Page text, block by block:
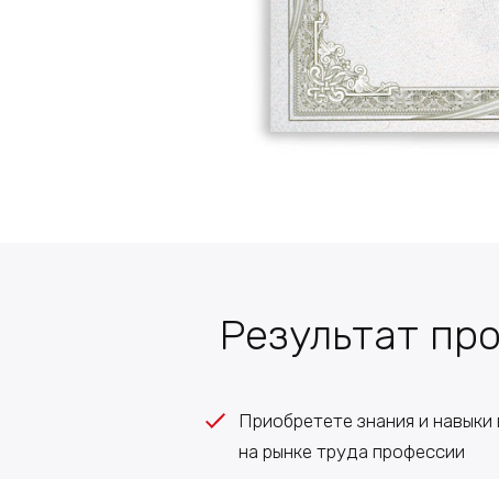
Результат
Приобретете знания и
на рынке труда профессии